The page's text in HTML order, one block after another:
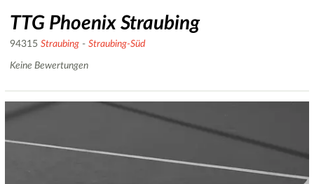
TTG Phoenix Straubing
94315 Straubing - Straubing-Süd
Keine Bewertungen